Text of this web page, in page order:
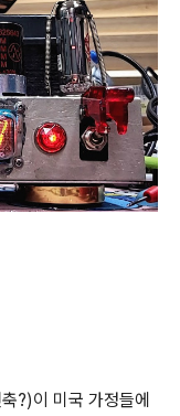
?)이 미국 가정들에